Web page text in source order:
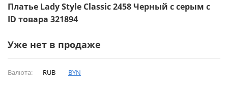
Платье Lady Style Classic 2458 Черный с серым с
ID товара 321894
Уже нет в продаже
Валюта: RUB BYN